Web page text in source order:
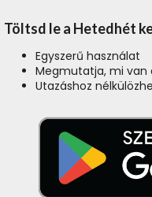
Töltsd le a Hetedhét
Egyszerű használat
Megmutatja, mi van
Utazáshoz